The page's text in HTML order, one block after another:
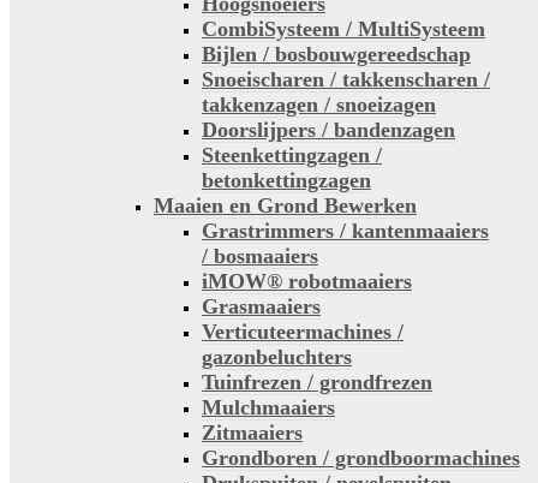
CombiSysteem / MultiSysteem
Bijlen / bosbouwgereedschap
Snoeischaren / takkenscharen /
takkenzagen / snoeizagen
Doorslijpers / bandenzagen
Steenkettingzagen /
betonkettingzagen
Maaien en Grond Bewerken
Grastrimmers / kantenmaaiers
/ bosmaaiers
iMOW® robotmaaiers
Grasmaaiers
Verticuteermachines /
gazonbeluchters
Tuinfrezen / grondfrezen
Mulchmaaiers
Zitmaaiers
Grondboren / grondboormachines